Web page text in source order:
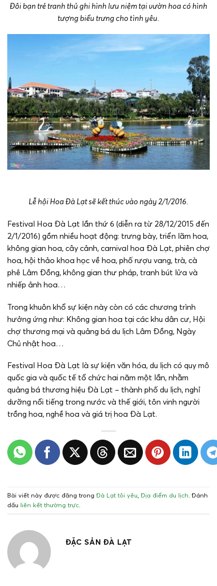
Đôi bạn trẻ tranh thủ ghi hình lưu niệm tại vườn hoa có hình
tượng biểu trưng cho tình yêu.
Lễ hội Hoa Đà Lạt sẽ kết thúc vào ngày 2/1/2016.
Festival Hoa Đà Lạt lần thứ 6 (diễn ra từ 28/12/2015 đến
2/1/2016) gồm nhiều hoạt động: trưng bày, triển lãm hoa,
không gian hoa, cây cảnh, carnival hoa Đà Lạt, phiên chợ
hoa, hội thảo khoa học về hoa, phố rượu vang, trà, cà
phê Lâm Đồng, không gian thư pháp, tranh bút lửa và
nhiếp ảnh hoa…
Trong khuôn khổ sự kiện này còn có các chương trình
hưởng ứng như: Không gian hoa tại các khu dân cư, Hội
chợ thương mại và quảng bá du lịch Lâm Đồng, Ngày
Chủ nhật hoa…
Festival Hoa Đà Lạt là sự kiện văn hóa, du lịch có quy mô
quốc gia và quốc tế tổ chức hai năm một lần, nhằm
quảng bá thương hiệu Đà Lạt – thành phố du lịch, nghỉ
dưỡng nổi tiếng trong nước và thế giới, tôn vinh người
trồng hoa, nghề hoa và giá trị hoa Đà Lạt.
Bài viết này được đăng trongĐà Lạt tôi yêu,Địa điểm du lịch. Đánh
dấu liên kết thường trực.
ĐẶC SẢN ĐÀ LẠT